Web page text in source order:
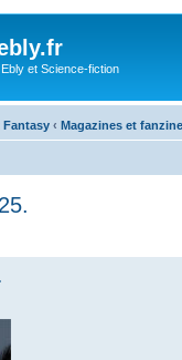
et Science-fiction
Fantasy ‹ Magazines et